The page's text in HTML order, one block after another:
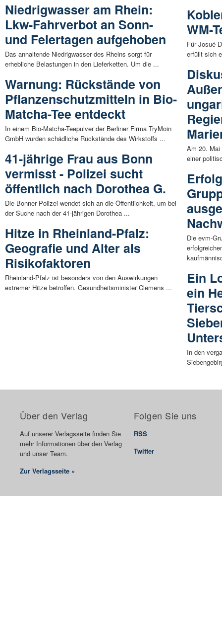
Niedrigwasser am Rhein:
Lkw-Fahrverbot an Sonn-
und Feiertagen aufgehoben
Das anhaltende Niedrigwasser des Rheins sorgt für
erhebliche Belastungen in den Lieferketten. Um die ...
Warnung: Rückstände von
Pflanzenschutzmitteln in Bio-
Matcha-Tee entdeckt
In einem Bio-Matcha-Teepulver der Berliner Firma TryMoin
GmbH wurden schädliche Rückstände des Wirkstoffs ...
41-jährige Frau aus Bonn
vermisst - Polizei sucht
öffentlich nach Dorothea G.
Die Bonner Polizei wendet sich an die Öffentlichkeit, um bei
der Suche nach der 41-jährigen Dorothea ...
Hitze in Rheinland-Pfalz:
Geografie und Alter als
Risikofaktoren
Rheinland-Pfalz ist besonders von den Auswirkungen
extremer Hitze betroffen. Gesundheitsminister Clemens ...
WM-
Für Josué
erfüllt sich
Am 20. Mai
einer
Die evm-
Ein
ein
In den
Über den Verlag
Auf unserer Verlagsseite finden Sie
mehr Informationen über den Verlag
und unser Team.
Zur Verlagsseite »
Folgen Sie uns
RSS
Twitter